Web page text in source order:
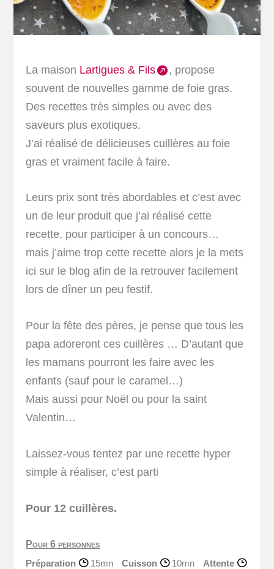
La maison Lartigues & Fils
, propose
souvent de nouvelles gamme de foie gras.
Des recettes très simples ou avec des
saveurs plus exotiques.
J’ai réalisé de délicieuses cuillères au foie
gras et vraiment facile à faire.
Leurs prix sont très abordables et c’est avec
un de leur produit que j’ai réalisé cette
recette, pour participer à un concours…
mais j’aime trop cette recette alors je la mets
ici sur le blog afin de la retrouver facilement
lors de dîner un peu festif.
Pour la fête des pères, je pense que tous les
papa adoreront ces cuillères … D’autant que
les mamans pourront les faire avec les
enfants (sauf pour le caramel…)
Mais aussi pour Noël ou pour la saint
Valentin…
Laissez-vous tentez par une recette hyper
simple à réaliser, c’est parti
Pour 12 cuillères.
Pour 6 personnes
Préparation
15mn Cuisson 10mn
Attente